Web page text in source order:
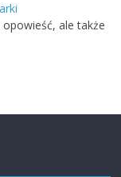
ale także